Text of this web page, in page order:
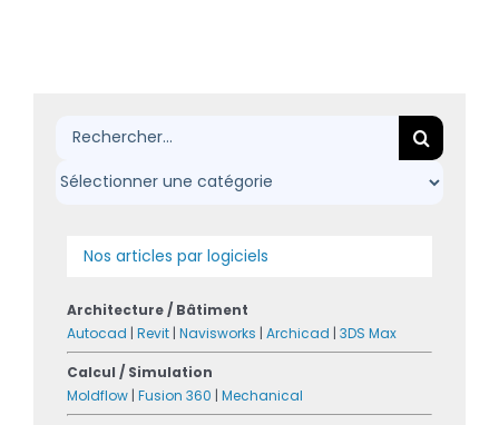
Rechercher:
Nos articles par logiciels
Architecture / Bâtiment
Autocad | Revit | Navisworks | Archicad | 3DS Max
Calcul / Simulation
Moldflow | Fusion 360 | Mechanical